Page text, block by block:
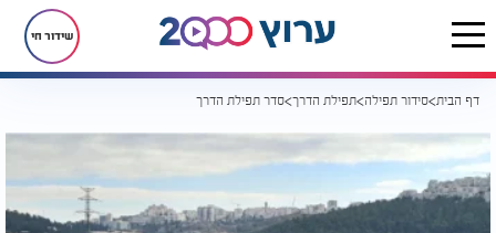
שידור חי
דף הבית סידור תפילה תפילת הדרך סדר תפילת הדרך